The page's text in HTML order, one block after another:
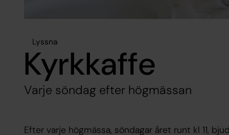
Lyssna
Kyrkkaffe
Varje söndag efter högmässan
Efter varje högmässa, söndagar året runt kl 11,